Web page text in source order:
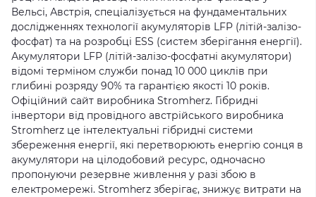
Вельсі, Австрія, спеціалізується на фундаментальних
дослідженнях технології акумуляторів LFP (літій-залізо-
фосфат) та на розробці ESS (систем зберігання енергії).
Акумулятори LFP (літій-залізо-фосфатні акумулятори)
відомі терміном служби понад 10 000 циклів при
глибині розряду 90% та гарантією якості 10 років.
Офіційний сайт виробника Stromherz. Гібридні
інвертори від провідного австрійського виробника
Stromherz це інтелектуальні гібридні системи
збереження енергії, які перетворюють енергію сонця в
акумулятори на цілодобовий ресурс, одночасно
пропонуючи резервне живлення у разі збою в
електромережі. Stromherz зберігає, знижує витрати на